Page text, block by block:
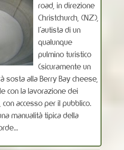
road, in direzione
Christchurch, (NZ),
l’autista di un
qualunque
pulmino turistico
(sicuramente un
sosta alla Berry Bay cheese,
con la lavorazione dei
accesso per il pubblico.
manualità tipica della